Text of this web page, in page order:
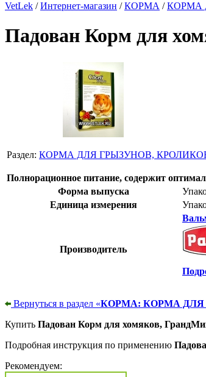
VetLek /Интернет-магазин /КОРМА /КОРМА
Падован Корм для
Раздел: КОРМА ДЛЯ ГРЫЗУНОВ,
Полнорационное питание, содержит
Форма выпуска
Единица измерения
Производитель
Вернуться в раздел «КОРМА: КОРМА ДЛЯ
Купить Падован Корм для хомяков,
Подробная инструкция по применению
Рекомендуем: